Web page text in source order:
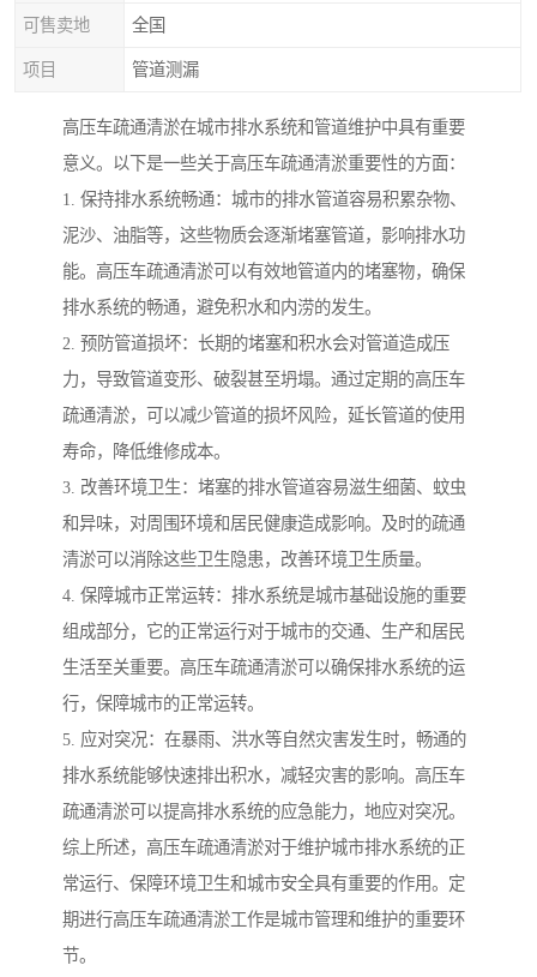
可售卖地 全国
项目 管道测漏
高压车疏通清淤在城市排水系统和管道维护中具有重要
意义。以下是一些关于高压车疏通清淤重要性的方面：
1. 保持排水系统畅通：城市的排水管道容易积累杂物、
泥沙、油脂等，这些物质会逐渐堵塞管道，影响排水功
能。高压车疏通清淤可以有效地管道内的堵塞物，确保
排水系统的畅通，避免积水和内涝的发生。
2. 预防管道损坏：长期的堵塞和积水会对管道造成压
力，导致管道变形、破裂甚至坍塌。通过定期的高压车
疏通清淤，可以减少管道的损坏风险，延长管道的使用
寿命，降低维修成本。
3. 改善环境卫生：堵塞的排水管道容易滋生细菌、蚊虫
和异味，对周围环境和居民健康造成影响。及时的疏通
清淤可以消除这些卫生隐患，改善环境卫生质量。
4. 保障城市正常运转：排水系统是城市基础设施的重要
组成部分，它的正常运行对于城市的交通、生产和居民
生活至关重要。高压车疏通清淤可以确保排水系统的运
行，保障城市的正常运转。
5. 应对突况：在暴雨、洪水等自然灾害发生时，畅通的
排水系统能够快速排出积水，减轻灾害的影响。高压车
疏通清淤可以提高排水系统的应急能力，地应对突况。
综上所述，高压车疏通清淤对于维护城市排水系统的正
常运行、保障环境卫生和城市安全具有重要的作用。定
期进行高压车疏通清淤工作是城市管理和维护的重要环
节。